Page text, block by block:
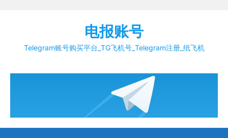
电报账号
Telegram账号购买平台_TG飞机号_Telegram注册_纸飞机